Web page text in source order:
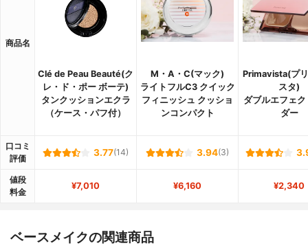
商品名
Clé de Peau Beauté(ク
レ・ド・ポー ボーテ)
タンクッションエクラ
（ケース・パフ付）
M・A・C(マック)
ライトフルC3 クイック
フィニッシュ クッショ
ンコンパクト
Primavista(プ
スタ)
ダブルエフェク
ダー
口コミ
評価
3.77(14) 3.94(3)
値段
料金
¥7,010 ¥6,160 ¥2,340
ベースメイクの関連商品